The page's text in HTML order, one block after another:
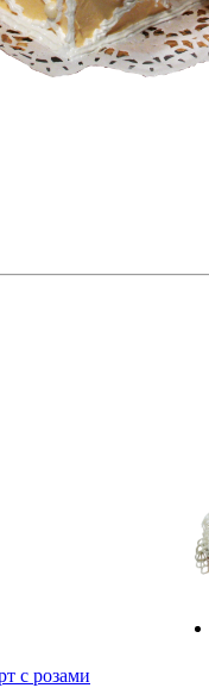
с розами